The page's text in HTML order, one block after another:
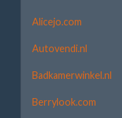
Alicejo.com
Autovendi.nl
Badkamerwinkel.nl
Berrylook.com